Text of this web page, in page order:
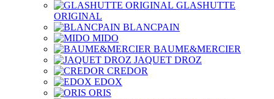
GLASHUTTE
ORIGINAL
BLANCPAIN
MIDO
BAUME&MERCIER
JAQUET DROZ
CREDOR
EDOX
ORIS